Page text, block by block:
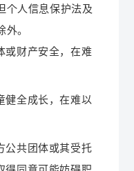
个人信息保护法及
。
或财产安全，在难
健全成长，在难以
公共团体或其受托